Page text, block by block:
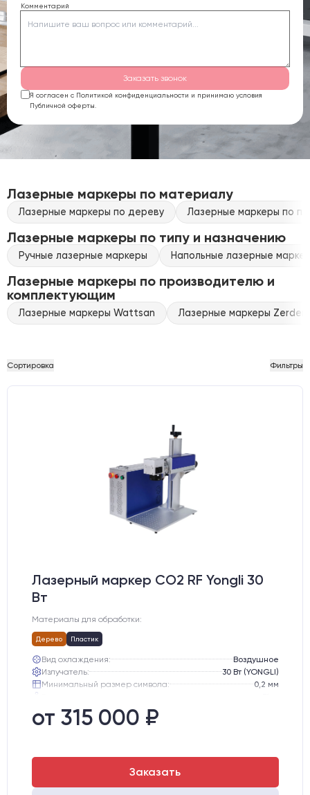
Комментарий
Заказать звонок
Я согласен с Политикой конфиденциальности и принимаю условия
Публичной оферты.
Лазерные маркеры по материалу
Лазерные маркеры по дереву Лазерные маркеры по
Лазерные маркеры по типу и назначению
Ручные лазерные маркеры Напольные лазерные
Лазерные маркеры по производителю и
комплектующим
Лазерные маркеры Wattsan Лазерные маркеры Zerder
Сортировка Фильтры
Лазерный маркер CO2 RF Yongli 30
Вт
Материалы для обработки:
Дерево Пластик
Вид охлаждения:
Воздушное
Излучатель:
30 Вт (YONGLI)
Минимальный размер символа:
0,2 мм
Вес брутто:
Транспортный габарит станка, мм:
от 315 000 ₽
Заказать